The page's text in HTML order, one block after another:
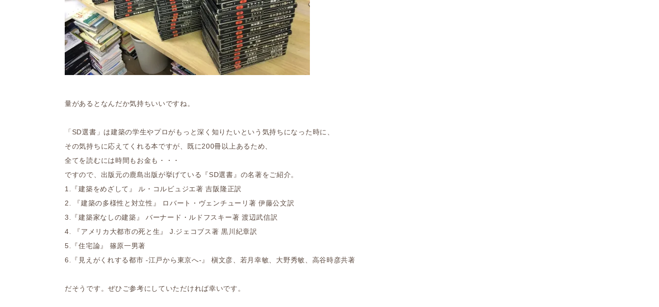
量があるとなんだか気持ちいいですね。
「SD選書」は建築の学生やプロがもっと深く知りたいという気持ちになった時に、
その気持ちに応えてくれる本ですが、既に200冊以上あるため、
全てを読むには時間もお金も・・・
ですので、出版元の鹿島出版が挙げている『SD選書』の名著をご紹介。
1.『建築をめざして』 ル・コルビュジエ著 吉阪隆正訳
2. 『建築の多様性と対立性』 ロバート・ヴェンチューリ著 伊藤公文訳
3.『建築家なしの建築』 バーナード・ルドフスキー著 渡辺武信訳
4. 『アメリカ大都市の死と生』 J.ジェコブス著 黒川紀章訳
5.『住宅論』 篠原一男著
6.『見えがくれする都市 -江戸から東京へ-』 槇文彦、若月幸敏、大野秀敏、高谷時彦共著
だそうです。ぜひご参考にしていただければ幸いです。